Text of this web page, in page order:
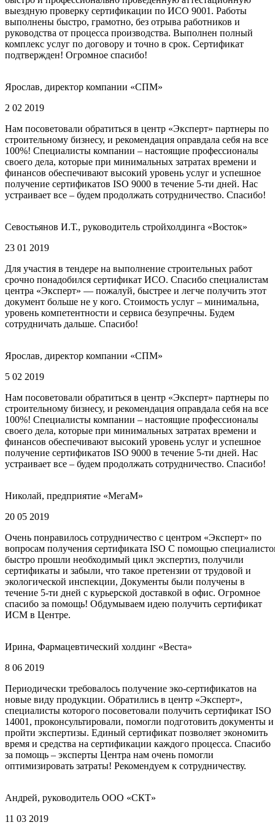
выездную проверку сертификации по ИСО 9001. Работы
выполнены быстро, грамотно, без отрыва работников и
руководства от процесса производства. Выполнен полный
комплекс услуг по договору и точно в срок. Сертификат
подтвержден! Огромное спасибо!
Ярослав, директор компании «СПМ»
2 02 2019
Нам посоветовали обратиться в центр «Эксперт» партнеры по
строительному бизнесу, и рекомендация оправдала себя на все
100%! Специалисты компании – настоящие профессионалы
своего дела, которые при минимальных затратах времени и
финансов обеспечивают высокий уровень услуг и успешное
получение сертификатов ISO 9000 в течение 5-ти дней. Нас
устраивает все – будем продолжать сотрудничество. Спасибо!
Севостьянов И.Т., руководитель стройхолдинга «Восток»
23 01 2019
Для участия в тендере на выполнение строительных работ
срочно понадобился сертификат ИСО. Спасибо специалистам
центра «Эксперт» — пожалуй, быстрее и легче получить этот
документ больше не у кого. Стоимость услуг – минимальна,
уровень компетентности и сервиса безупречны. Будем
сотрудничать дальше. Спасибо!
Ярослав, директор компании «СПМ»
5 02 2019
Нам посоветовали обратиться в центр «Эксперт» партнеры по
строительному бизнесу, и рекомендация оправдала себя на все
100%! Специалисты компании – настоящие профессионалы
своего дела, которые при минимальных затратах времени и
финансов обеспечивают высокий уровень услуг и успешное
получение сертификатов ISO 9000 в течение 5-ти дней. Нас
устраивает все – будем продолжать сотрудничество. Спасибо!
Николай, предприятие «МегаМ»
20 05 2019
Очень понравилось сотрудничество с центром «Эксперт» по
вопросам получения сертификата ISO С помощью
быстро прошли необходимый цикл экспертиз, получили
сертификаты и забыли, что такое претензии от трудовой и
экологической инспекции, Документы были получены в
течение 5-ти дней с курьерской доставкой в офис. Огромное
спасибо за помощь! Обдумываем идею получить сертификат
ИСМ в Центре.
Ирина, Фармацевтический холдинг «Веста»
8 06 2019
Периодически требовалось получение эко-сертификатов на
новые виду продукции. Обратились в центр «Эксперт»,
специалисты которого посоветовали получить сертификат ISO
14001, проконсультировали, помогли подготовить документы и
пройти экспертизы. Единый сертификат позволяет экономить
время и средства на сертификации каждого процесса. Спасибо
за помощь – эксперты Центра нам очень помогли
оптимизировать затраты! Рекомендуем к сотрудничеству.
Андрей, руководитель ООО «СКТ»
11 03 2019